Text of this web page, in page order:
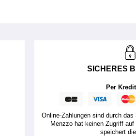
SICHERES
Per
Online-Zahlungen sind durch
Menzzo hat keinen Zugriff
speichert